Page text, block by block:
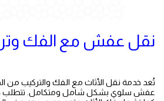
نقل عفش مع الفك
تُعد خدمة نقل الأثاث مع الفك والتركيب من
عفش سلوي بشكل شامل ومتكامل. تتطلب